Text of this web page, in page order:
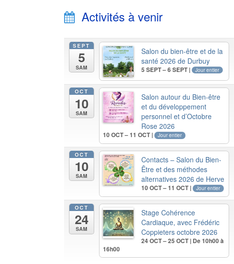
Activités à venir
SEPT
5
SAM
Salon du bien-être et de la
santé 2026 de Durbuy
5 SEPT – 6 SEPT | Jour entier
OCT
10
SAM
Salon autour du Bien-être
et du développement
personnel et d’Octobre
Rose 2026
10 OCT – 11 OCT | Jour entier
OCT
10
SAM
Contacts – Salon du Bien-
Être et des méthodes
alternatives 2026 de Herve
10 OCT – 11 OCT | Jour entier
OCT
24
SAM
Stage Cohérence
Cardiaque, avec Frédéric
Coppieters octobre 2026
24 OCT – 25 OCT | De 10h00 à
16h00